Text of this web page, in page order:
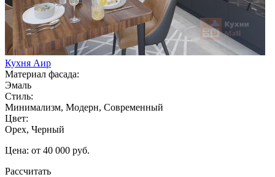
Кухня Аир
Материал фасада:
Эмаль
Стиль:
Минимализм, Модерн, Современный
Цвет:
Орех, Черный
Цена: от 40 000 руб.
Рассчитать